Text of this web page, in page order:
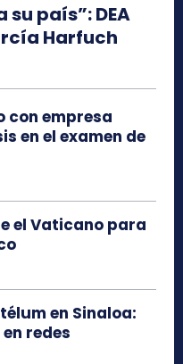
país”: DEA
Harfuch
con empresa
en el examen de
el Vaticano para
en Sinaloa:
redes